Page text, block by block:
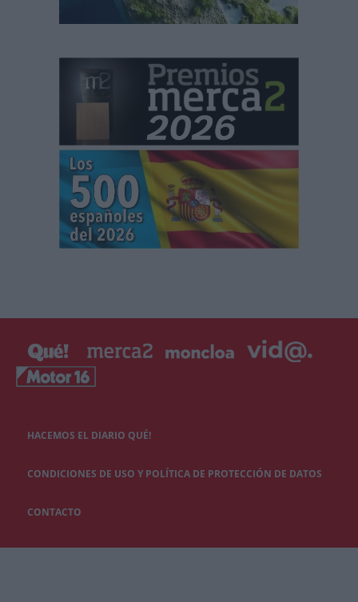
HACEMOS EL DIARIO QUÉ!
CONDICIONES DE USO Y POLÍTICA DE PROTECCIÓN DE DATOS
CONTACTO